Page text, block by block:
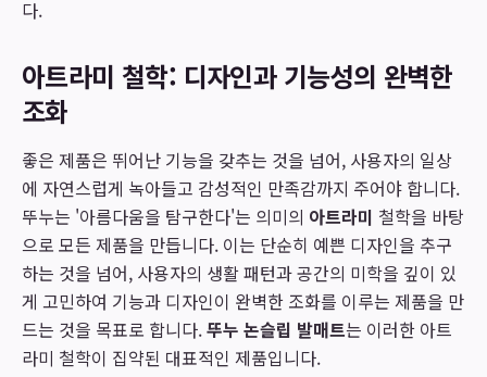
다.
아트라미 철학: 디자인과 기능성의 완벽한
조화
좋은 제품은 뛰어난 기능을 갖추는 것을 넘어, 사용자의 일상
에 자연스럽게 녹아들고 감성적인 만족감까지 주어야 합니다.
뚜누는 '아름다움을 탐구한다'는 의미의 아트라미 철학을 바탕
으로 모든 제품을 만듭니다. 이는 단순히 예쁜 디자인을 추구
하는 것을 넘어, 사용자의 생활 패턴과 공간의 미학을 깊이 있
게 고민하여 기능과 디자인이 완벽한 조화를 이루는 제품을 만
드는 것을 목표로 합니다.뚜누 논슬립 발매트는 이러한 아트
라미 철학이 집약된 대표적인 제품입니다.